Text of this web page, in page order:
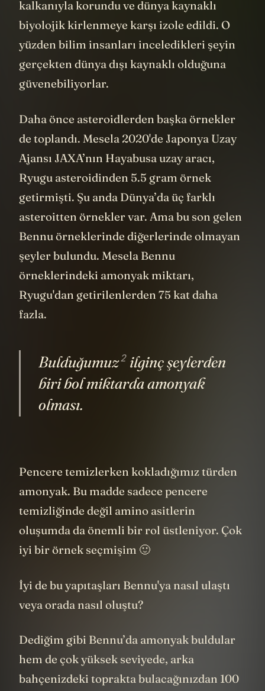
kalkanıyla korundu ve dünya kaynaklı
biyolojik kirlenmeye karşı izole edildi. O
yüzden bilim insanları inceledikleri şeyin
gerçekten dünya dışı kaynaklı olduğuna
güvenebiliyorlar.
Daha önce asteroidlerden başka örnekler
de toplandı. Mesela 2020'de Japonya Uzay
Ajansı JAXA’nın Hayabusa uzay aracı,
Ryugu asteroidinden 5.5 gram örnek
getirmişti. Şu anda Dünya’da üç farklı
asteroitten örnekler var. Ama bu son gelen
Bennu örneklerinde diğerlerinde olmayan
şeyler bulundu. Mesela Bennu
örneklerindeki amonyak miktarı,
Ryugu'dan getirilenlerden 75 kat daha
fazla.
Bulduğumuz2 ilginç şeylerden
biri bol miktarda amonyak
olması.
Pencere temizlerken kokladığımız türden
amonyak. Bu madde sadece pencere
temizliğinde değil amino asitlerin
oluşumda da önemli bir rol üstleniyor. Çok
iyi bir örnek seçmişim 🙂
İyi de bu yapıtaşları Bennu'ya nasıl ulaştı
veya orada nasıl oluştu?
Dediğim gibi Bennu’da amonyak buldular
hem de çok yüksek seviyede, arka
bahçenizdeki toprakta bulacağınızdan 100